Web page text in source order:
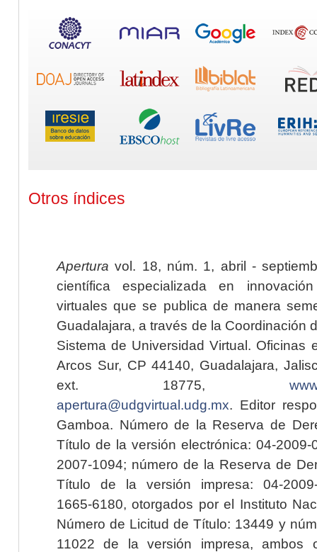
Otros índices
Apertura vol. 18, núm. 1, abril -
científica especializada en
virtuales que se publica de manera
Guadalajara, a través de la Coordinación
Sistema de Universidad Virtual. Oficinas
Arcos Sur, CP 44140, Guadalajara,
ext. 18775,
apertura@udgvirtual.udg.mx. Editor
Gamboa. Número de la Reserva de
Título de la versión electrónica: 04-2009-
2007-1094; número de la Reserva de
Título de la versión impresa: 04-2009-
1665-6180, otorgados por el Instituto
Número de Licitud de Título: 13449 y
11022 de la versión impresa, ambos